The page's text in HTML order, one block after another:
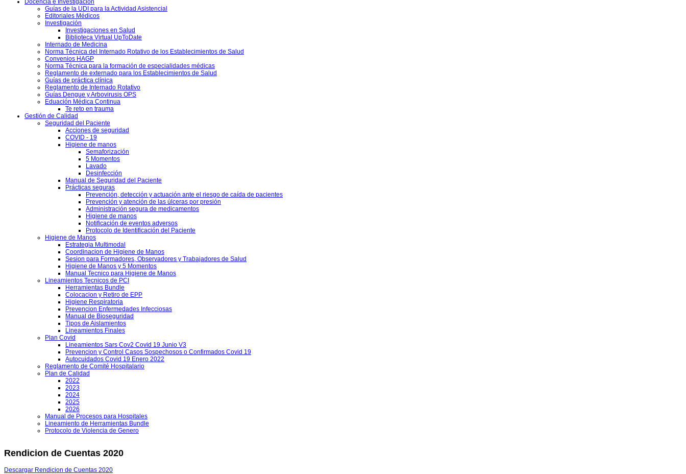
Docencia e Investigación
Guías de la UDI para la Actividad Asistencial
Editoriales Médicos
Investigación
Investigaciones en Salud
Biblioteca Virtual UpToDate
Internado de Medicina
Norma Técnica del Internado Rotativo de los Establecimientos de Salud
Convenios HAGP
Norma Técnica para la formación de especialidades médicas
Reglamento de externado para los Establecimientos de Salud
Guías de práctica clínica
Reglamento de Internado Rotativo
Guías Dengue y Arbovirusis OPS
Eduación Médica Continua
Te reto en trauma
Gestión de Calidad
Seguridad del Paciente
Acciones de seguridad
COVID - 19
Higiene de manos
Semaforización
5 Momentos
Lavado
Desinfección
Manual de Seguridad del Paciente
Prácticas seguras
Prevención, detección y actuación ante el riesgo de caída de pacientes
Prevención y atención de las úlceras por presión
Administración segura de medicamentos
Higiene de manos
Notificación de eventos adversos
Protocolo de Identificación del Paciente
Higiene de Manos
Estrategia Multimodal
Coordinacion de Higiene de Manos
Sesion para Formadores, Observadores y Trabajadores de Salud
Higiene de Manos y 5 Momentos
Manual Tecnico para Higiene de Manos
Lineamientos Tecnicos de PCI
Herramientas Bundle
Colocacion y Retiro de EPP
Higiene Respiratoria
Prevencion Enfermedades Infecciosas
Manual de Bioseguridad
Tipos de Aislamientos
Lineamientos Finales
Plan Covid
Lineamientos Sars Cov2 Covid 19 Junio V3
Prevencion y Control Casos Sospechosos o Confirmados Covid 19
Autocuidados Covid 19 Enero 2022
Reglamento de Comité Hospitalario
Plan de Calidad
2022
2023
2024
2025
2026
Manual de Procesos para Hospitales
Lineamiento de Herramientas Bundle
Protocolo de Violencia de Genero
Rendicion de Cuentas 2020
Descargar Rendicion de Cuentas 2020